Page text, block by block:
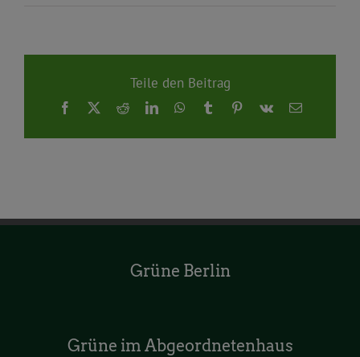
Teile den Beitrag
Facebook
X RedditLinkedInWhatsApp
TumblrPinterest
Vk
E-
Grüne Berlin
Grüne im Abgeordnetenhaus